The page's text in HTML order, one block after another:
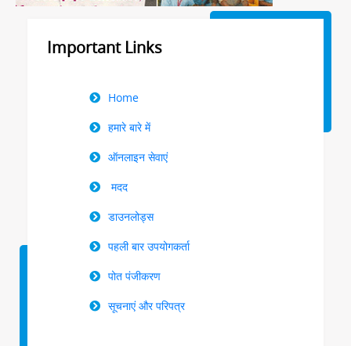
Important Links
Right
Menu
Home
हमारे बारे में
ऑनलाइन सेवाएं
मदद
डाउनलोड्स
पहली बार उपयोगकर्ता
पोत पंजीकरण
सूचनाएं और परिपत्र